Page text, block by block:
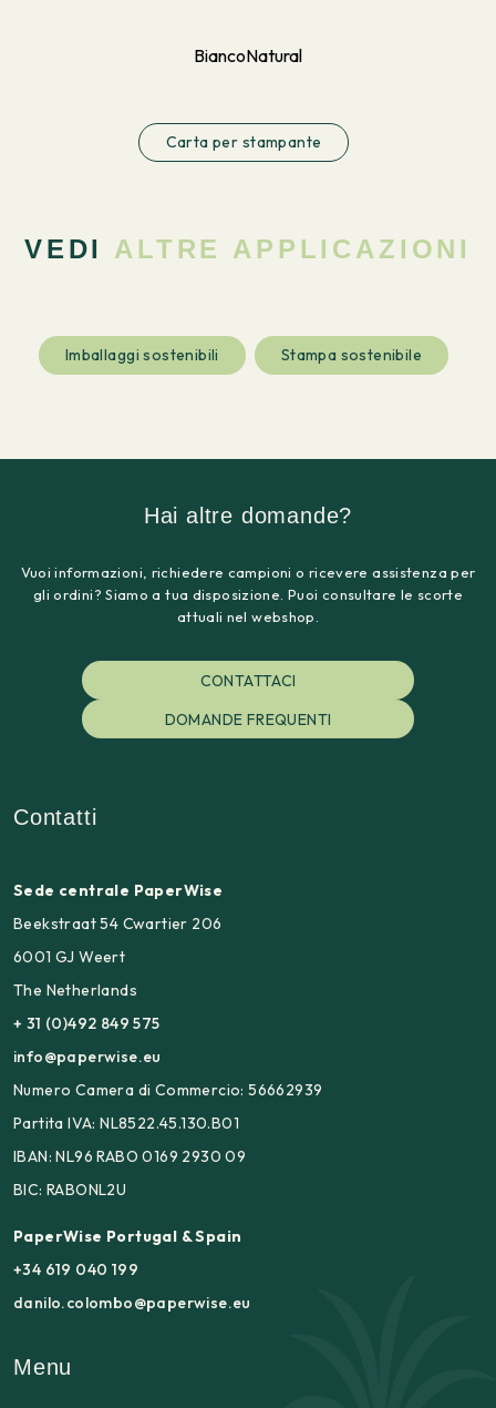
BiancoNatural
Carta per stampante
VEDI ALTRE APPLICAZIONI
Imballaggi sostenibili Stampa sostenibile
Hai altre domande?
Vuoi informazioni, richiedere campioni o ricevere assistenza per
gli ordini? Siamo a tua disposizione. Puoi consultare le scorte
attuali nel webshop.
CONTATTACI
DOMANDE FREQUENTI
Contatti
Sede centrale PaperWise
Beekstraat 54 Cwartier 206
6001 GJ Weert
The Netherlands
+ 31 (0)492 849 575
info@paperwise.eu
Numero Camera di Commercio: 56662939
Partita IVA: NL8522.45.130.B01
IBAN: NL96 RABO 0169 2930 09
BIC: RABONL2U
PaperWise Portugal & Spain
+34 619 040 199
danilo.colombo@paperwise.eu
Menu